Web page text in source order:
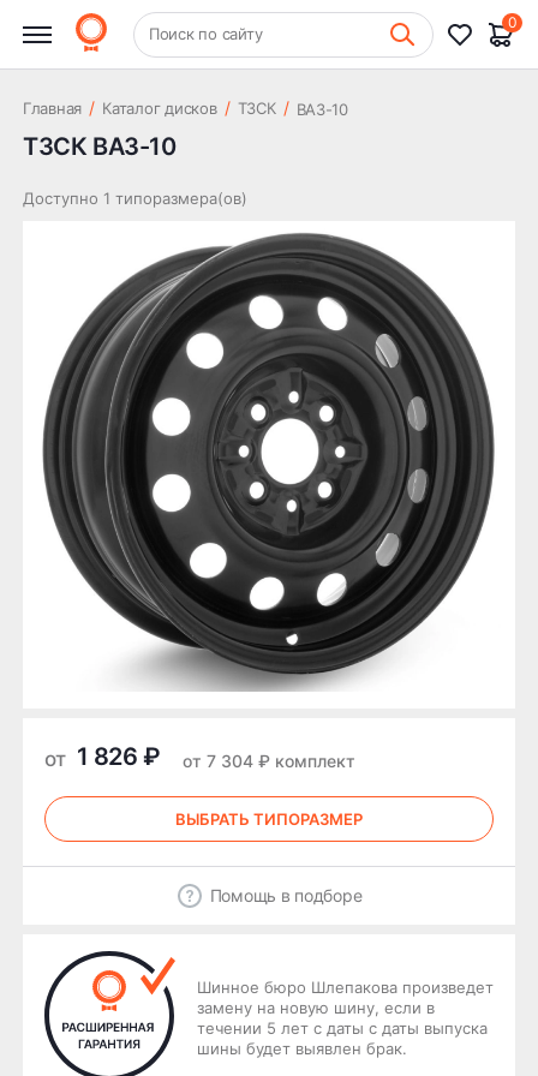
+7 (831) 261-35-35 Шиномонтаж
Поиск по сайту
0
Главная / Каталог дисков / ТЗСК / ВАЗ-10
ТЗСК ВАЗ-10
Доступно 1 типоразмера(ов)
от 1 826 ₽ от 7 304 ₽ комплект
ВЫБРАТЬ ТИПОРАЗМЕР
Помощь в подборе
Шинное бюро Шлепакова произведет
замену на новую шину, если в
течении 5 лет с даты с даты выпуска
шины будет выявлен брак.